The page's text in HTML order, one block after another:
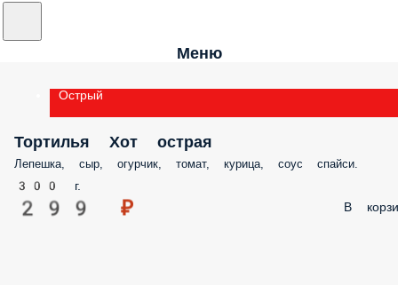
Меню
Острый
Тортилья Хот острая
Лепешка, сыр, огурчик, томат, курица, соус спайси.
300 г.
299 ₽ В